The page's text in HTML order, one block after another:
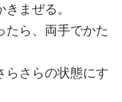
まぜる。
たら、両手でかた
らさらの状態にす